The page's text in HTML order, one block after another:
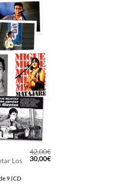
Los
9 (CD
42,00€
El
precio
30,00€El